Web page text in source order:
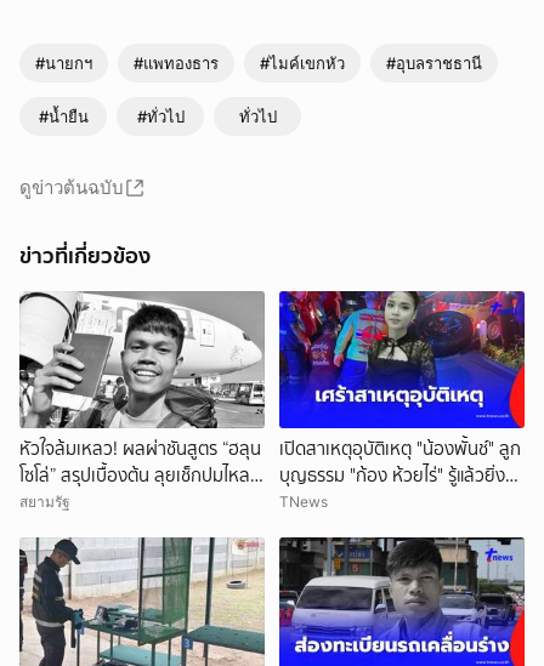
#นายกฯ #แพทองธาร #ไมค์เขกหัว #อุบลราชธานี
#น้ำยืน #ทั่วไป ทั่วไป
ดูข่าวต้นฉบับ
ข่าวที่เกี่ยวข้อง
หัวใจล้มเหลว! ผลผ่าชันสูตร “ฮลุน
โซโล่” สรุปเบื้องต้น ลุยเช็กปมไหล
ตาย ยังไม่ตัดทิ้งสารพิษ
สยามรัฐ
เปิดสาเหตุอุบัติเหตุ "น้องพั้นช์" ลูก
บุญธรรม "ก้อง ห้วยไร่" รู้แล้วยิ่ง
สลดใจ
TNews